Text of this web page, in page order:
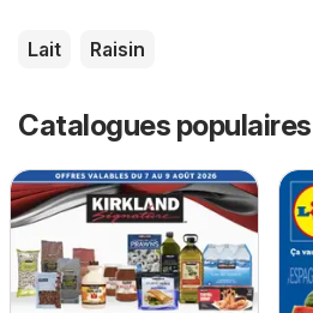
Lait Raisin
Catalogues populaires